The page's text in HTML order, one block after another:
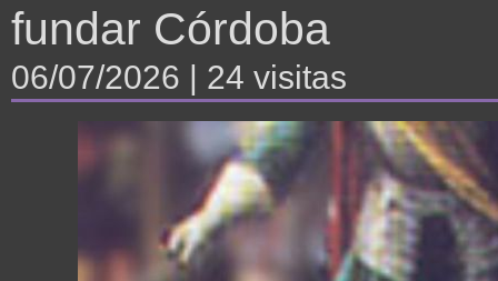
fundar Córdoba
06/07/2026 | 24 visitas